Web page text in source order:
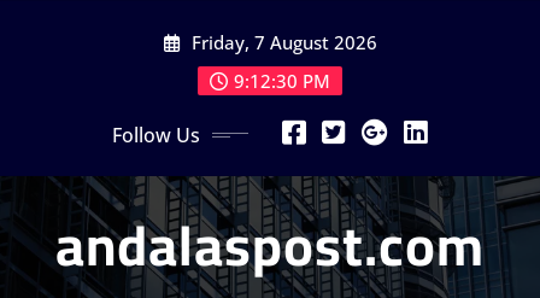
Friday, 7 August 2026
9:12:32 PM
Follow Us
andalaspost.com